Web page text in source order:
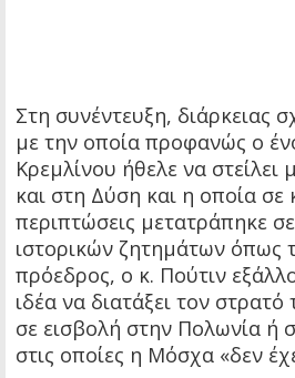
Στη συνέντευξη, διάρκειας
με την οποία προφανώς ο
Κρεμλίνου ήθελε να
και στη Δύση και η οποία σε
περιπτώσεις μετατράπηκε
ιστορικών ζητημάτων όπως
πρόεδρος, ο κ. Πούτιν
ιδέα να διατάξει τον
σε εισβολή στην Πολωνία ή
στις οποίες η Μόσχα «δεν